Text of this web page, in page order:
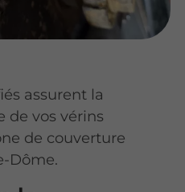
assurent la
de vos vérins
de couverture
Dôme.